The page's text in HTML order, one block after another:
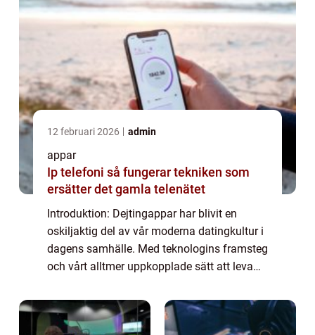
12 februari 2026 admin
appar
Ip telefoni så fungerar tekniken som
ersätter det gamla telenätet
Introduktion: Dejtingappar har blivit en
oskiljaktig del av vår moderna datingkultur i
dagens samhälle. Med teknologins framsteg
och vårt alltmer uppkopplade sätt att leva
och interagerar med potentiella pa...